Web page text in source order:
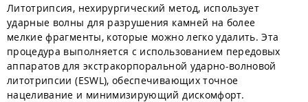
Литотрипсия, нехирургический метод, использует
ударные волны для разрушения камней на более
мелкие фрагменты, которые можно легко удалить. Эта
процедура выполняется с использованием передовых
аппаратов для экстракорпоральной ударно-волновой
литотрипсии (ESWL), обеспечивающих точное
нацеливание и минимизирующий дискомфорт.